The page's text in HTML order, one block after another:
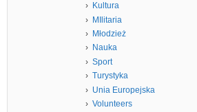
Kultura
MIlitaria
Młodzież
Nauka
Sport
Turystyka
Unia Europejska
Volunteers